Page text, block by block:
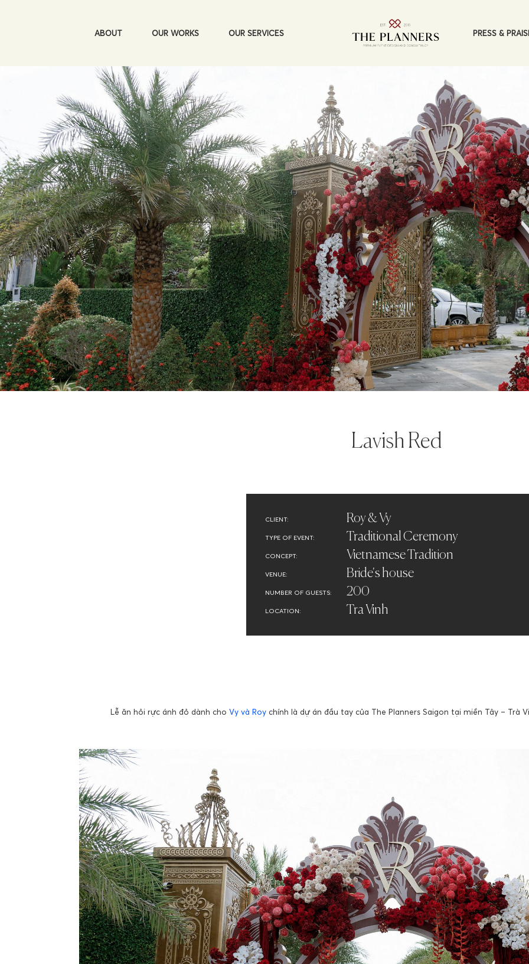
ABOUT OUR WORKS OUR SERVICES PRESS &
Lavish Red
CLIENT: Roy & Vy
TYPE OF EVENT: Traditional Ceremony
CONCEPT: Vietnamese Tradition
VENUE: Bride's house
NUMBER OF GUESTS: 200
LOCATION: Tra Vinh
Lễ ăn hỏi rực ánh đỏ dành cho Vy và Roychính là dự án đầu tay của The Planners Saigon tại miền Tây – Trà